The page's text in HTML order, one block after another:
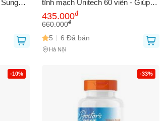
K2
tĩnh mạch Unitech 60 viên - Giúp
tuần hoàn máu, giảm sưng viêm,
cải thiện tình trạng tĩnh mạch Nhật
435.000đ
660.000đ
5 6 Đã bán
Hà Nội
-10% -33%
lỗi cho chúng tôi. Hoặc gọi cho chúng tôi qua số